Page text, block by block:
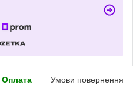
Оплата Умови повернення